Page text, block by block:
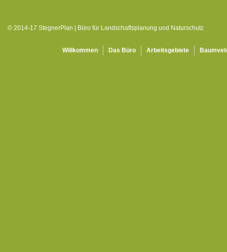
© 2014-17 StegnerPlan | Büro für Landschaftsplanung und Naturschutz
Willkommen Das Büro Arbeitsgebiete